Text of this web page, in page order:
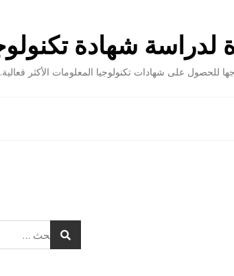
1للحصول على شهادات تكنولوجيا المعلومات الأكثر فعالية.
البحث
عن: